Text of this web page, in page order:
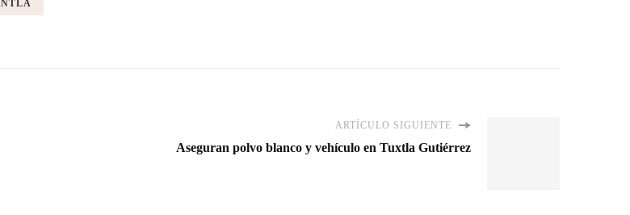
ARTÍCULO SIGUIENTE
Aseguran polvo blanco y vehículo en Tuxtla Gutiérrez